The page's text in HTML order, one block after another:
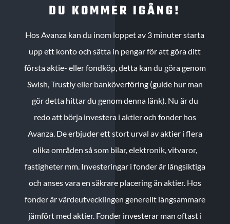
DU KOMMER IGÅNG!
Hos Avanza kan du inom loppet av 3 minuter starta
upp ett konto och sätta in pengar för att göra ditt
första aktie- eller fondköp, detta kan du göra genom
Swish, Trustly eller banköverföring (guide hur man
gör detta hittar du genom denna länk). Nu är du
redo att börja investera i aktier och fonder hos
Avanza. De erbjuder ett stort urval av aktier i flera
olika områden så som bilar, elektronik, vitvaror,
fastigheter mm. Investeringar i fonder är långsiktiga
och anses vara en säkrare placering än aktier. Hos
fonder är värdeutvecklingen generellt långsammare
jämfört med aktier. Fonder investerar man oftast i